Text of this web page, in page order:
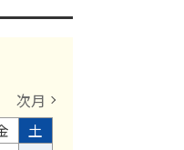
次月
土